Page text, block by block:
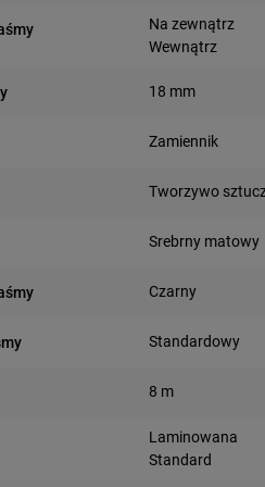
Na zewnątrz
Wewnątrz
18 mm
Zamiennik
Tworzywo
Srebrny matowy
Czarny
Standardowy
8 m
Laminowana
Standard